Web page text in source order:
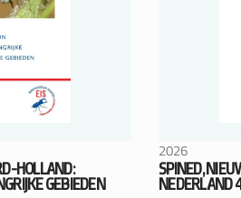
HOLLAND:
GEBIEDEN
2026
SPINED,
NEDERLAND